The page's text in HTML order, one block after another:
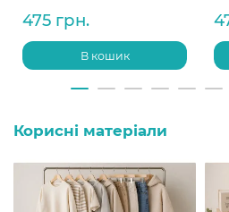
475 грн.
В кошик
Корисні матеріали